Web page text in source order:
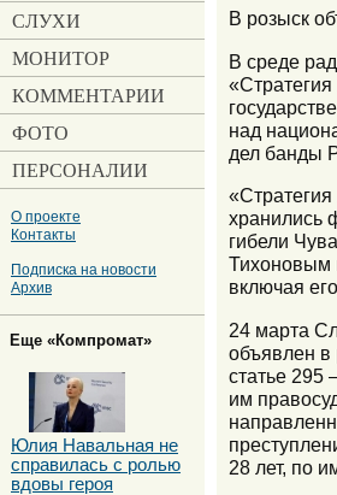
В розыск
В среде
над
дел банды
хранились
гибели
Тихоновым
включая
24 марта
объявлен в
статье 295
им
28 лет, по
СЛУХИ
МОНИТОР
КОММЕНТАРИИ
ФОТО
ПЕРСОНАЛИИ
О проекте
Контакты
Подписка на новости
Архив
Еще «Компромат»
Юлия Навальная не
справилась с ролью
вдовы героя